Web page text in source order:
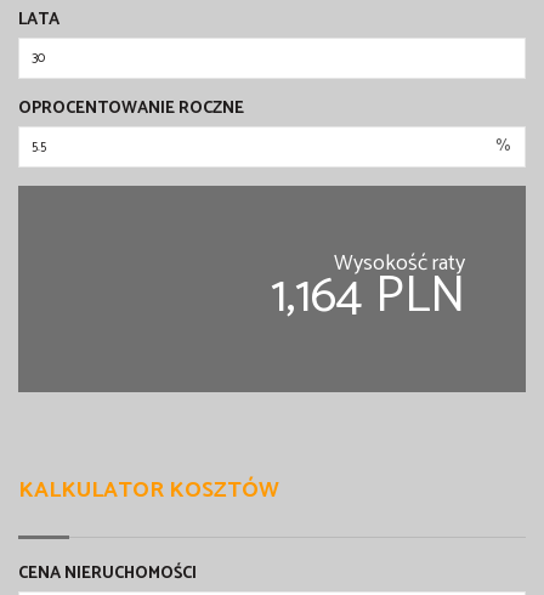
LATA
OPROCENTOWANIE ROCZNE
%
Wysokość raty
1,164 PLN
KALKULATOR KOSZTÓW
CENA NIERUCHOMOŚCI